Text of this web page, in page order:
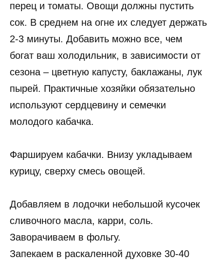
перец и томаты. Овощи должны пустить
сок. В среднем на огне их следует держать
2-3 минуты. Добавить можно все, чем
богат ваш холодильник, в зависимости от
сезона – цветную капусту, баклажаны, лук
пырей. Практичные хозяйки обязательно
используют сердцевину и семечки
молодого кабачка.
Фаршируем кабачки. Внизу укладываем
курицу, сверху смесь овощей.
Добавляем в лодочки небольшой кусочек
сливочного масла, карри, соль.
Заворачиваем в фольгу.
Запекаем в раскаленной духовке 30-40